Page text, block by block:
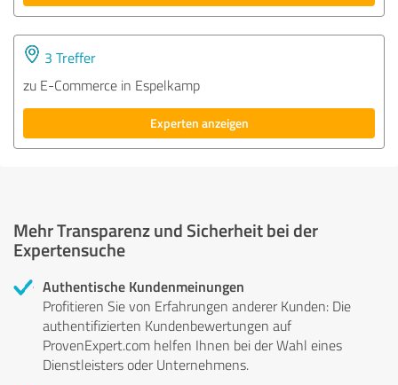
3 Treffer
zu E-Commerce in Espelkamp
Experten anzeigen
Mehr Transparenz und Sicherheit bei der
Expertensuche
Authentische Kundenmeinungen
Profitieren Sie von Erfahrungen anderer Kunden: Die
authentifizierten Kundenbewertungen auf
ProvenExpert.com helfen Ihnen bei der Wahl eines
Dienstleisters oder Unternehmens.